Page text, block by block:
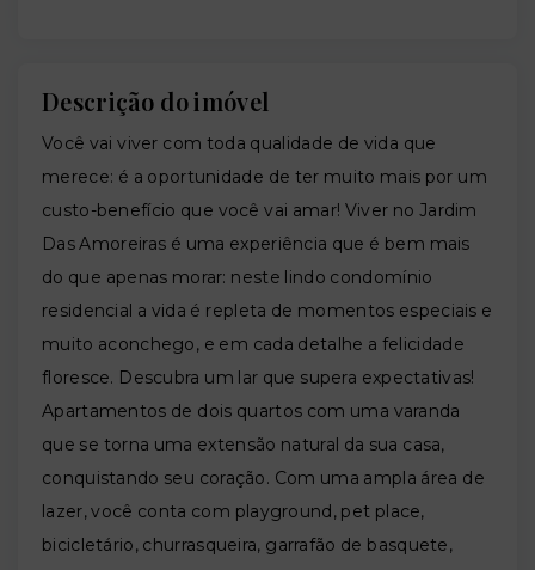
Descrição do imóvel
Você vai viver com toda qualidade de vida que
merece: é a oportunidade de ter muito mais por um
custo-benefício que você vai amar! Viver no Jardim
Das Amoreiras é uma experiência que é bem mais
do que apenas morar: neste lindo condomínio
residencial a vida é repleta de momentos especiais e
muito aconchego, e em cada detalhe a felicidade
floresce. Descubra um lar que supera expectativas!
Apartamentos de dois quartos com uma varanda
que se torna uma extensão natural da sua casa,
conquistando seu coração. Com uma ampla área de
lazer, você conta com playground, pet place,
bicicletário, churrasqueira, garrafão de basquete,